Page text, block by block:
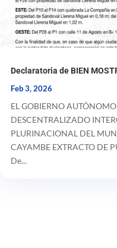
Declaratoria de BIEN
Feb 3, 2026
EL GOBIERNO AUTÓNOMO
DESCENTRALIZADO
PLURINACIONAL DEL
CAYAMBE EXTRACTO DE
De...